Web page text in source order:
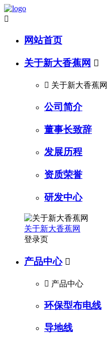

网站首页
关于新大香蕉网 
 关于新大香蕉网
公司简介
董事长致辞
发展历程
资质荣誉
研发中心
关于新大香蕉网
登录页
产品中心 
 产品中心
环保型布电线
导地线